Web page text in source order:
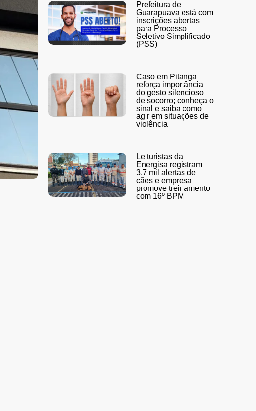
Prefeitura de
Guarapuava está com
inscrições abertas
para Processo
Seletivo Simplificado
(PSS)
Caso em Pitanga
reforça importância
do gesto silencioso
de socorro; conheça o
sinal e saiba como
agir em situações de
violência
Leituristas da
Energisa registram
3,7 mil alertas de
cães e empresa
promove treinamento
com 16º BPM